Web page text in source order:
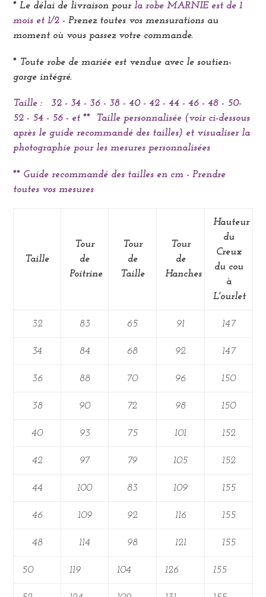
* Le délai de livraison pour la robe MARNIE est de 1
mois et 1/2 - Prenez toutes vos mensurations au
moment où vous passez votre commande.
* Toute robe de mariée est vendue avec le soutien-
gorge intégré.
Taille : 32 - 34 - 36 - 38 - 40 - 42 - 44 - 46 - 48 - 50-
52 - 54 - 56 - et **
Taille personnalisée (voir ci-dessous
après le guide recommandé des tailles) et visualiser la
photographie pour les mesures personnalisées
** Guide recommandé des tailles en cm - Prendre
toutes vos mesures
Taille
Tour
de
Poitrine
Tour
de
Taille
Tour
de
Hanches
Hauteur
du
Creux
du cou
à
L'ourlet
32 83 65 91 147
34 84 68 92 147
36 88 70 96 150
38 90 72 98 150
40 93 75 101 152
42 97 79 105 152
44 100 83 109 155
46 109 92 116 155
48 114 98 121 155
50 119 104 126 155